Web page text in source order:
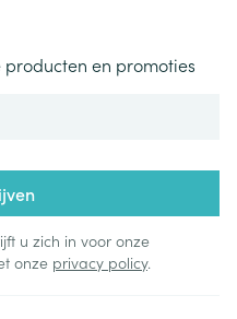
en promoties
u zich in voor onze
onze privacy policy.